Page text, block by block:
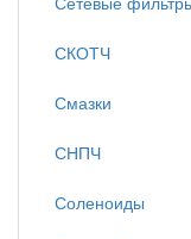
СКОТЧ
Смазки
СНПЧ
Соленоиды